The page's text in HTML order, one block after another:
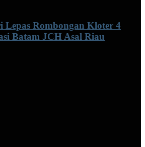
Lepas Rombongan Kloter 4
Batam JCH Asal Riau